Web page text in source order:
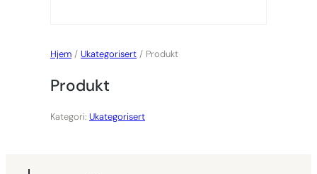
Hjem /Ukategorisert / Produkt
Produkt
Kategori:Ukategorisert